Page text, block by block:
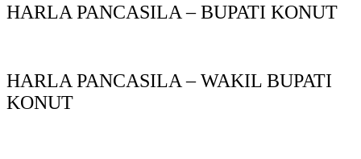
HARLA PANCASILA – BUPATI KONUT
HARLA PANCASILA – WAKIL BUPATI
KONUT